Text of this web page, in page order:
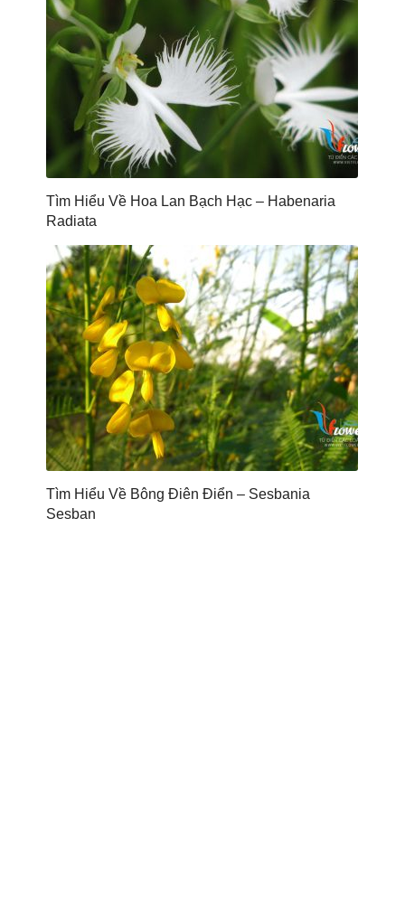
Tìm Hiểu Về Hoa Lan Bạch Hạc – Habenaria
Radiata
Tìm Hiểu Về Bông Điên Điển – Sesbania
Sesban